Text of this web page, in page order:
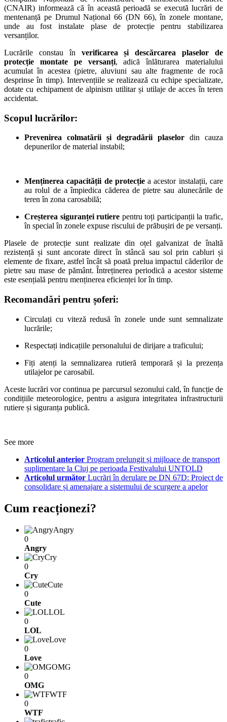
(CNAIR) informează că în această perioadă se execută lucrări de
mentenanță pe Drumul Național 66 (DN 66), în zonele montane,
unde au fost instalate plase de protecție pentru stabilizarea
versanților.
Lucrările constau în verificarea și descărcarea plaselor de
protecție montate pe versanți, adică înlăturarea materialului
acumulat în acestea (pietre, aluviuni sau alte fragmente de rocă
desprinse în timp). Intervențiile se realizează cu echipe specializate,
dotate cu echipament de alpinism utilitar și utilaje de acces în teren
accidentat.
Scopul lucrărilor:
Prevenirea colmatării și degradării plaselor din cauza
depunerilor de material instabil;
Menținerea capacității de protecțiea acestor instalații, care
au rolul de a împiedica căderea de pietre sau alunecările de
teren în zona carosabilă;
Creșterea siguranței rutiere pentru toți participanții la trafic,
în special în zonele expuse riscului de prăbușiri de pe versanți.
Plasele de protecție sunt realizate din oțel galvanizat de înaltă
rezistență și sunt ancorate direct în stâncă sau sol prin cabluri și
elemente de fixare, astfel încât să poată prelua impactul căderilor de
pietre sau mase de pământ. Întreținerea periodică a acestor sisteme
este esențială pentru menținerea eficienței lor în timp.
Recomandări pentru șoferi:
Circulați cu viteză redusă în zonele unde sunt semnalizate
lucrările;
Respectați indicațiile personalului de dirijare a traficului;
Fiți atenți la semnalizarea rutieră temporară și la prezența
utilajelor pe carosabil.
Aceste lucrări vor continua pe parcursul sezonului cald, în funcție de
condițiile meteorologice, pentru a asigura integritatea infrastructurii
rutiere și siguranța publică.
See more
Articolul anterior Program prelungit și mijloace de transport
suplimentare la Cluj pe perioada Festivalului UNTOLD
Articolul următor Lucrări în derulare pe DN 67D: Proiect de
consolidare și amenajare a sistemului de scurgere a apelor
Cum reacționezi?
Angry
0
Angry
Cry
0
Cry
Cute
0
Cute
LOL
0
LOL
Love
0
Love
OMG
0
OMG
WTF
0
WTF